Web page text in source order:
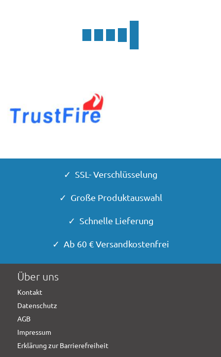
✓ SSL- Verschlüsselung
✓ Große Produktauswahl
✓ Schnelle Lieferung
✓ Ab 60 € Versandkostenfrei
Über uns
Kontakt
Datenschutz
AGB
Impressum
Erklärung zur Barrierefreiheit